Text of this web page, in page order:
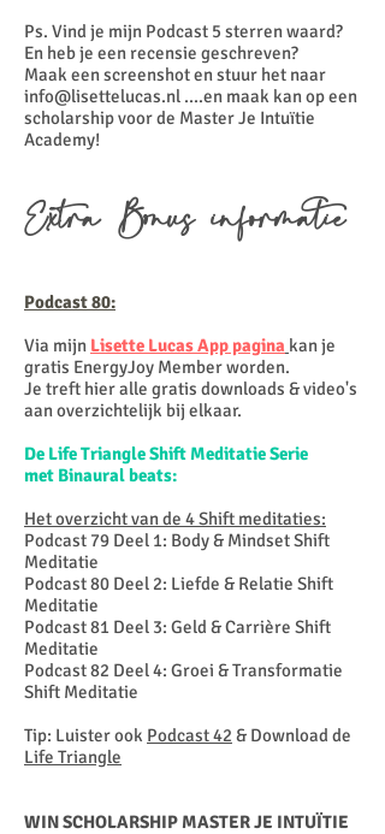
Ps. Vind je mijn Podcast 5 sterren waard?
En heb je een recensie geschreven?
Maak een screenshot en stuur het naar
info@lisettelucas.nl ....en maak kan op een
scholarship voor de Master Je Intuïtie
Academy!
Extra Bonus informatie
Podcast 80:
Via mijn Lisette Lucas App pagina kan je
gratis EnergyJoy Member worden.
Je treft hier alle gratis downloads & video's
aan overzichtelijk bij elkaar.
De Life Triangle Shift Meditatie Serie
met Binaural beats:
Het overzicht van de 4 Shift meditaties:
Podcast 79 Deel 1: Body & Mindset Shift
Meditatie
Podcast 80 Deel 2: Liefde & Relatie Shift
Meditatie
Podcast 81 Deel 3: Geld & Carrière Shift
Meditatie
Podcast 82 Deel 4: Groei & Transformatie
Shift Meditatie
Tip: Luister ook Podcast 42 & Download de
Life Triangle
WIN SCHOLARSHIP MASTER JE INTUÏTIE